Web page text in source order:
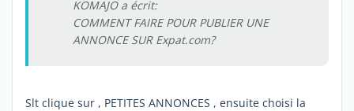
KOMAJO a écrit:
COMMENT FAIRE POUR PUBLIER UNE
ANNONCE SUR Expat.com?
Slt clique sur , PETITES ANNONCES , ensuite choisi la